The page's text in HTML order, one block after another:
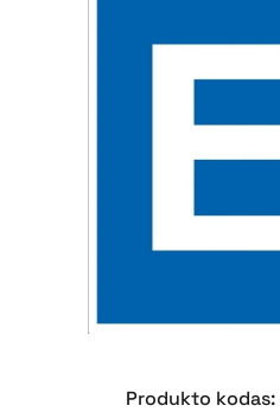
Produkto kodas: